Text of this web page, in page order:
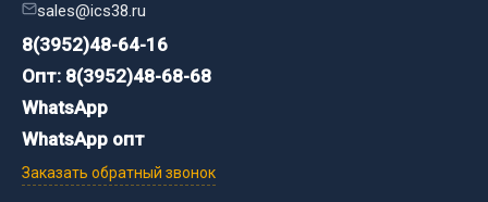
Выключатель массы
Изолента
Весь раздел
sales@ics38.ru
8(3952)48-64-16
Опт: 8(3952)48-68-68
WhatsApp
WhatsApp опт
Заказать обратный звонок